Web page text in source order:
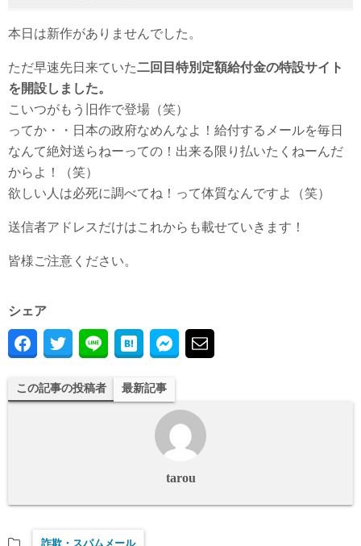
本日は新作がありませんでした。
ただ早速先日来ていた二回目特別定額給付金の特設サイト
を開設しました。
こいつがもう旧作で登場（笑）
ってか・・日本の政府なめんなよ！給付するメールを毎日
なんて絶対送らねーっての！出来る限り払いたくねーんだ
からよ！（笑）
欲しい人は必死に調べてね！って体質なんですよ（笑）
送信者アドレスだけはこれからも載せていきます！
皆様ご注意ください。
シェア
この記事の投稿者 最新記事
tarou
詐欺・スパムメール